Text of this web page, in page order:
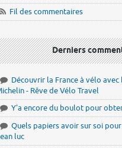
Fil des commentaires
Derniers
Découvrir la France à vélo
- Rêve de Vélo Travel
Y'a encore du boulot pour
Quels papiers avoir sur soi
luc